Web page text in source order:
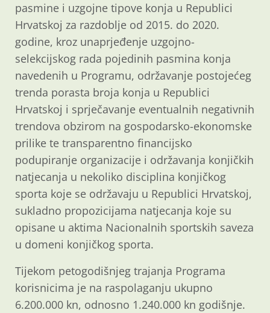
pasmine i uzgojne tipove konja u Republici
Hrvatskoj za razdoblje od 2015. do 2020.
godine, kroz unaprjeđenje uzgojno-
selekcijskog rada pojedinih pasmina konja
navedenih u Programu, održavanje postojećeg
trenda porasta broja konja u Republici
Hrvatskoj i sprječavanje eventualnih negativnih
trendova obzirom na gospodarsko-ekonomske
prilike te transparentno financijsko
podupiranje organizacije i održavanja konjičkih
natjecanja u nekoliko disciplina konjičkog
sporta koje se održavaju u Republici Hrvatskoj,
sukladno propozicijama natjecanja koje su
opisane u aktima Nacionalnih sportskih saveza
u domeni konjičkog sporta.
Tijekom petogodišnjeg trajanja Programa
korisnicima je na raspolaganju ukupno
6.200.000 kn, odnosno 1.240.000 kn godišnje.